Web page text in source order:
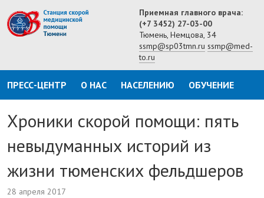
Приемная главного врача:
(+7 3452) 27-03-00
Тюмень, Немцова, 34
ssmp@sp03tmn.ru ssmp@med-
to.ru
ПРЕСС-ЦЕНТР О НАС НАСЕЛЕНИЮ ОБУЧЕНИЕ
Хроники скорой помощи: пять
невыдуманных историй из
жизни тюменских фельдшеров
28 апреля 2017